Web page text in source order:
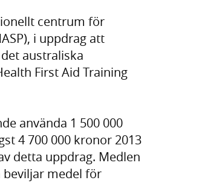
centrum för
i uppdrag att
australiska
First Aid Training
använda 1 500 000
4 700 000 kronor 2013
detta uppdrag. Medlen
beviljar medel för